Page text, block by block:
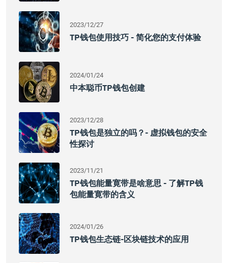
2023/12/27
TP钱包使用技巧 - 简化您的支付体验
2024/01/24
中本聪币TP钱包创建
2023/12/28
TP钱包是独立的吗？- 虚拟钱包的安全
性探讨
2023/11/21
TP钱包能量寛带是啥意思 - 了解TP钱
包能量寛带的含义
2024/01/26
TP钱包生态链-区块链技术的应用